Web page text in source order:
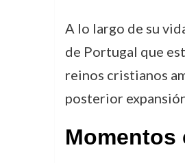
A lo largo de su
de Portugal que
reinos cristianos
posterior
Momentos